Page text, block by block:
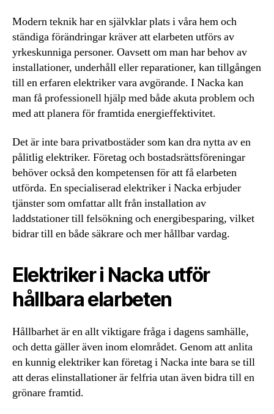
Modern teknik har en självklar plats i våra hem och
ständiga förändringar kräver att elarbeten utförs av
yrkeskunniga personer. Oavsett om man har behov av
installationer, underhåll eller reparationer, kan tillgången
till en erfaren elektriker vara avgörande. I Nacka kan
man få professionell hjälp med både akuta problem och
med att planera för framtida energieffektivitet.
Det är inte bara privatbostäder som kan dra nytta av en
pålitlig elektriker. Företag och bostadsrättsföreningar
behöver också den kompetensen för att få elarbeten
utförda. En specialiserad elektriker i Nacka erbjuder
tjänster som omfattar allt från installation av
laddstationer till felsökning och energibesparing, vilket
bidrar till en både säkrare och mer hållbar vardag.
Elektriker i Nacka utför
hållbara elarbeten
Hållbarhet är en allt viktigare fråga i dagens samhälle,
och detta gäller även inom elområdet. Genom att anlita
en kunnig elektriker kan företag i Nacka inte bara se till
att deras elinstallationer är felfria utan även bidra till en
grönare framtid.